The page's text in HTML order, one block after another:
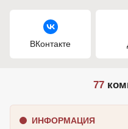
ВКонтакте
77
ИНФОРМАЦИЯ